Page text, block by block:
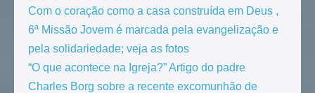
Com o coração como a casa construída em Deus ,
6ª Missão Jovem é marcada pela evangelização e
pela solidariedade; veja as fotos
“O que acontece na Igreja?” Artigo do padre
Charles Borg sobre a recente excomunhão de